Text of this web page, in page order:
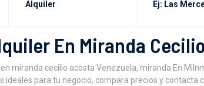
En Miranda
miranda cecilio acosta Venezuela, miranda En
ideales para tu negocio, compara precios y